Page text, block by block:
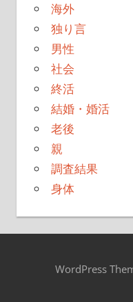
海外
独り言
男性
社会
終活
結婚・婚活
老後
親
調査結果
身体
WordPress